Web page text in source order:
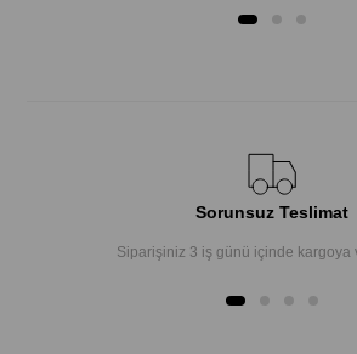
Sorunsuz Teslimat
Siparişiniz 3 iş günü içinde kargoya